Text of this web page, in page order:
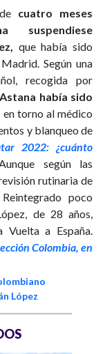
cuatro meses
que había sido
Según una
recogida por
había sido
en torno al médico
y blanqueo de
2022: ¿cuánto
según las
rutinaria de
poco
de 28 años,
a España.
Colombia, en
López